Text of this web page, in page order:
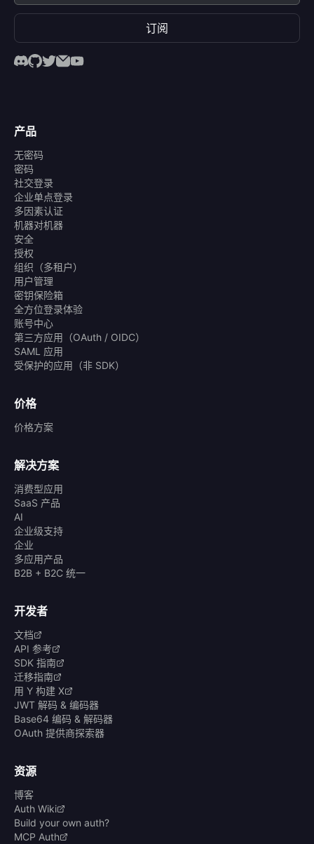
订阅
产品
无密码
密码
社交登录
企业单点登录
多因素认证
机器对机器
安全
授权
组织（多租户）
用户管理
密钥保险箱
全方位登录体验
账号中心
第三方应用（OAuth / OIDC）
SAML 应用
受保护的应用（非 SDK）
价格
价格方案
解决方案
消费型应用
SaaS 产品
AI
企业级支持
企业
多应用产品
B2B + B2C 统一
开发者
文档
API 参考
SDK 指南
迁移指南
用 Y 构建 X
JWT 解码 & 编码器
Base64 编码 & 解码器
OAuth 提供商探索器
资源
博客
Auth Wiki
Build your own auth?
MCP Auth